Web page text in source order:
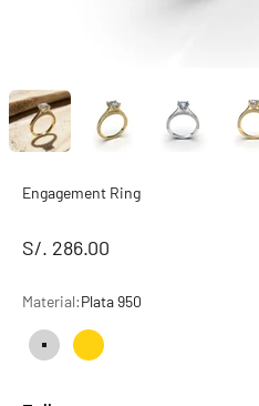
Engagement Ring
S/. 286.00
Material:Plata 950
Plata 950Bañado en Oro 18k